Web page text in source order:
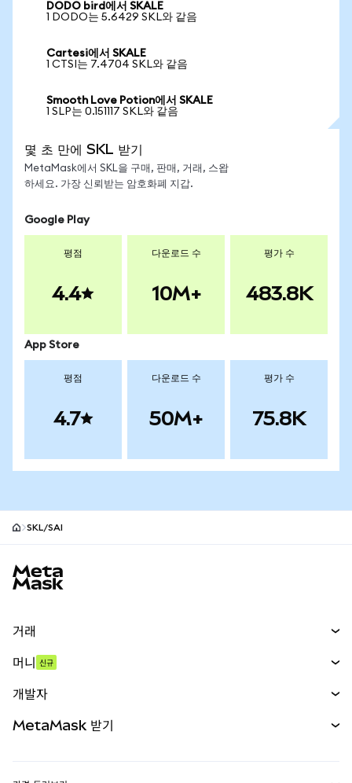
DODO bird에서 SKALE
1 DODO는 5.6429 SKL와 같음
Cartesi에서 SKALE
1 CTSI는 7.4704 SKL와 같음
Smooth Love Potion에서 SKALE
1 SLP는 0.151117 SKL와 같음
몇 초 만에 SKL 받기
MetaMask에서 SKL을 구매, 판매, 거래, 스왑
하세요. 가장 신뢰받는 암호화폐 지갑.
Google Play
평점
4.4
다운로드 수
10M+
평가 수
483.8K
App Store
평점
4.7
다운로드 수
50M+
평가 수
75.8K
SKL/SAI
거래
무기한 선물
실물자산
머니 신규
개발자
MetaMask 받기